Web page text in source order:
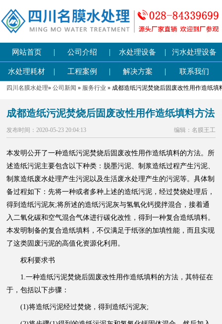
网站首页 | 公司介绍 | 水处理设备 | 污水处理设备
水处理耗材 | 工程案例 | 解决方案 | 联系我们
四川名膜水处理»公司新闻 » 服务行业 » 成都造纸污泥焚烧后固废改性用作造纸填
成都造纸污泥焚烧后固废改性用作造纸填料方法
发布时间：2020-05-23 20:04:13 编辑：名膜王工
本发明公开了一种造纸污泥焚烧后固废改性用作造纸填料的方法。所
述造纸污泥主要包含以下种类：脱墨污泥、制浆造纸过程产生污泥、
制浆造纸废水处理产生污泥以及生活废水处理产生的污泥等。具体制
备过程如下：先将一种或者多种上述的造纸污泥，经过焚烧处理后，
得到造纸污泥灰;将所述的造纸污泥灰与氢氧化钙搅拌混合，接着通
入二氧化碳和空气混合气体进行碳化改性，得到一种复合造纸填料。
本发明制备的复合造纸填料，不仅满足于纸张的加填性能，而且实现
了这类固废污泥的高值化资源化利用。
权利要求书
1.一种造纸污泥焚烧后固废改性用作造纸填料的方法，其特征在
于，包括以下步骤：
(1)将造纸污泥经过焚烧，得到造纸污泥灰;